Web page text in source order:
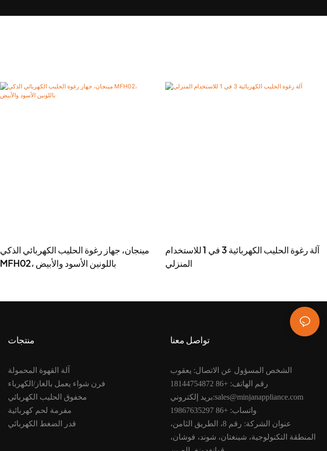
مينجان، جهاز رغوة الحليب الكهربائي الذكي
MFH02، باللونين الأسود والأبيض
آلة رغوة الحليب الكهربائية 3 في 1 للاستخدام
المنزلي
منتجات
آلة القهوة المحمولة
فرن شواء يعمل بالغاز/الكهرباء
مخفوق الحليب الكهربائي
مفرمة لحم كهربائية
قدر الضغط الكهربائي
تواصل معنا
الشخص المسؤول عن الاتصال: يعقوب
رقم الهاتف: +86 18144754872
بريد إلكتروني:sales@minjanappliance.com
واتساب: +86 19867635297
عنوان الشركة: رقم 8، الطريق الثامن،
المنطقة التكنولوجية، شينغتان، شوند، فوشان،